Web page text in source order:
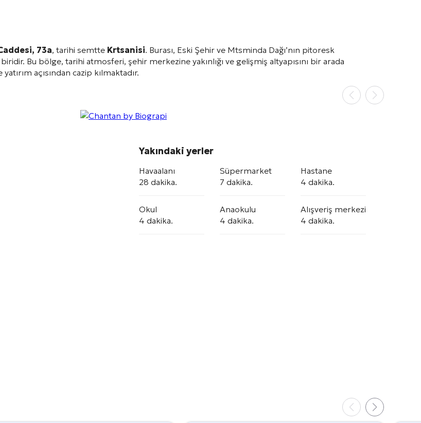
73a, tarihi semtte Krtsanisi. Burası, Eski Şehir ve Mtsminda Dağı’nın pitoresk
biridir. Bu bölge, tarihi atmosferi, şehir merkezine yakınlığı ve gelişmiş altyapısını bir arada
açısından cazip kılmaktadır.
Yakındaki yerler
Havaalanı
28 dakika.
Süpermarket
7 dakika.
Hastane
4 dakika.
Okul
4 dakika.
Anaokulu
4 dakika.
Alışveriş merkezi
4 dakika.